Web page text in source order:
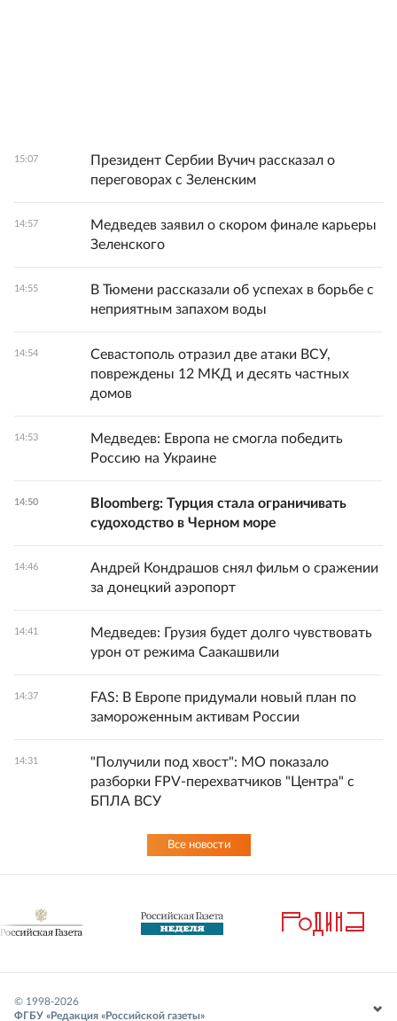
15:07
Президент Сербии Вучич рассказал о
переговорах с Зеленским
14:57
Медведев заявил о скором финале карьеры
Зеленского
14:55
В Тюмени рассказали об успехах в борьбе с
неприятным запахом воды
14:54
Севастополь отразил две атаки ВСУ,
повреждены 12 МКД и десять частных
домов
14:53
Медведев: Европа не смогла победить
Россию на Украине
14:50
Bloomberg: Турция стала ограничивать
судоходство в Черном море
14:46
Андрей Кондрашов снял фильм о сражении
за донецкий аэропорт
14:41
Медведев: Грузия будет долго чувствовать
урон от режима Саакашвили
14:37
FAS: В Европе придумали новый план по
замороженным активам России
14:31
"Получили под хвост": МО показало
разборки FPV-перехватчиков "Центра" с
БПЛА ВСУ
Все новости
© 1998-2026
ФГБУ «Редакция «Российской газеты»